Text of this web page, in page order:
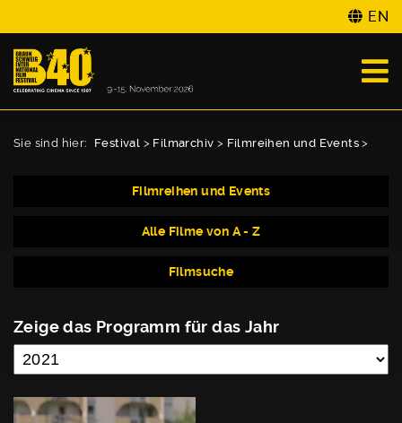
EN
Sie sind hier: Festival > Filmarchiv > Filmreihen und Events >
Filmreihen und Events
Alle Filme von A - Z
Filmsuche
Zeige das Programm für das Jahr